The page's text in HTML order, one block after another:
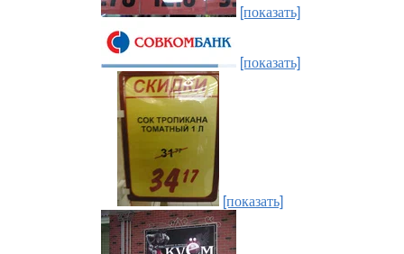
[показать]
[показать]
[показать]